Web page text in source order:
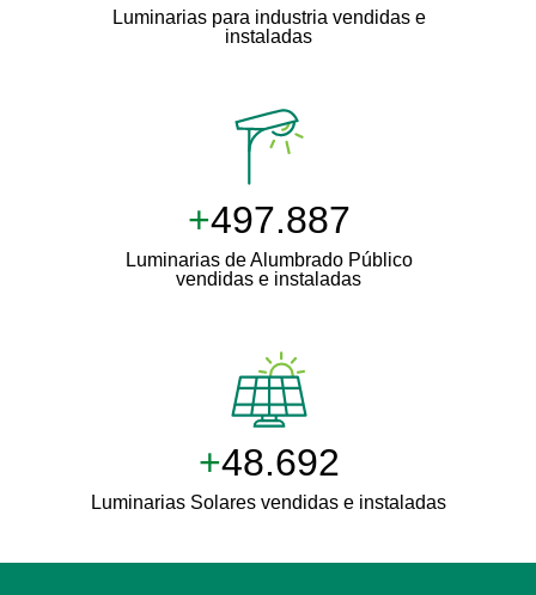
Luminarias para industria vendidas e
instaladas
+511.000
Luminarias de Alumbrado Público
vendidas e instaladas
+50.000
Luminarias Solares vendidas e instaladas